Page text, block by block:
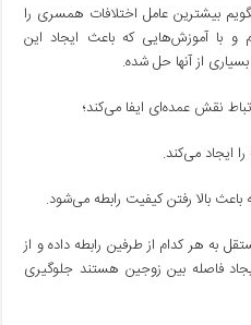
بیشترین عامل اختلافات همسری را
و با آموزش‌هایی که باعث ایجاد این
از آنها حل شده.
نقش عمده‌ای ایفا می‌کند؛
ایجاد می‌کند.
بالا رفتن کیفیت رابطه می‌شود.
به هر کدام از طرفین رابطه داده و از
فاصله بین زوجین هستند جلوگیری